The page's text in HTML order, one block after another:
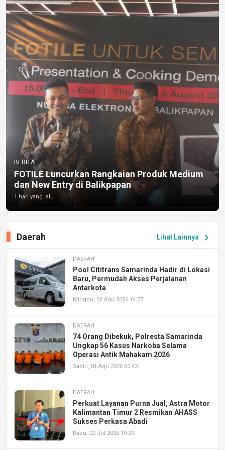
BERITA
FOTILE Luncurkan Rangkaian Produk Medium
dan New Entry di Balikpapan
1 hari yang lalu
Lihat Lainnya chevron_right
Daerah
DAERAH
Pool Cititrans Samarinda Hadir di Lokasi
Baru, Permudah Akses Perjalanan
Antarkota
Minggu, 02 Agu 2026 14:37
DAERAH
74 Orang Dibekuk, Polresta Samarinda
Ungkap 56 Kasus Narkoba Selama
Operasi Antik Mahakam 2026
Sabtu, 01 Agu 2026 06:43
DAERAH
Perkuat Layanan Purna Jual, Astra Motor
Kalimantan Timur 2 Resmikan AHASS
Sukses Perkasa Abadi
Rabu, 22 Jul 2026 19:29